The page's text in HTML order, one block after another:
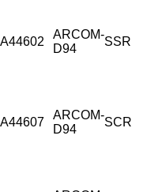
A44602
ARCOM-
D94
SSR
A44607
ARCOM-
D94
SCR